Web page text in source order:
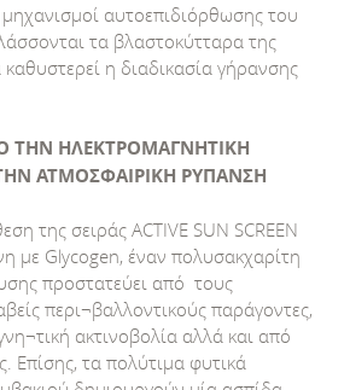
αυτοεπιδιόρθωσης του
τα βλαστοκύτταρα της
καθυστερεί η διαδικασία γήρανσης
ΤΗΝ ΗΛΕΚΤΡΟΜΑΓΝΗΤΙΚΗ
ΑΤΜΟΣΦΑΙΡΙΚΗ ΡΥΠΑΝΣΗ
της σειράς ACTIVE SUN SCREEN
με Glycogen, έναν πολυσακχαρίτη
προστατεύει από τους
περι¬βαλλοντικούς παράγοντες,
ακτινοβολία αλλά και από
Επίσης, τα πολύτιμα φυτικά